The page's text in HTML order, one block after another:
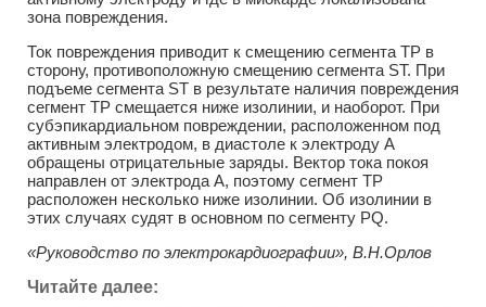
зона повреждения.
Ток повреждения приводит к смещению сегмента ТР в
сторону, противоположную смещению сегмента ST. При
подъеме сегмента ST в результате наличия повреждения
сегмент ТР смещается ниже изолинии, и наоборот. При
субэпикардиальном повреждении, расположенном под
активным электродом, в диастоле к электроду А
обращены отрицательные заряды. Вектор тока покоя
направлен от электрода А, поэтому сегмент ТР
расположен несколько ниже изолинии. Об изолинии в
этих случаях судят в основном по сегменту PQ.
«Руководство по электрокардиографии», В.Н.Орлов
Читайте далее: